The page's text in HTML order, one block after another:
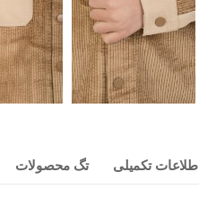
اطلاعات تکمیلی تگ محصولات